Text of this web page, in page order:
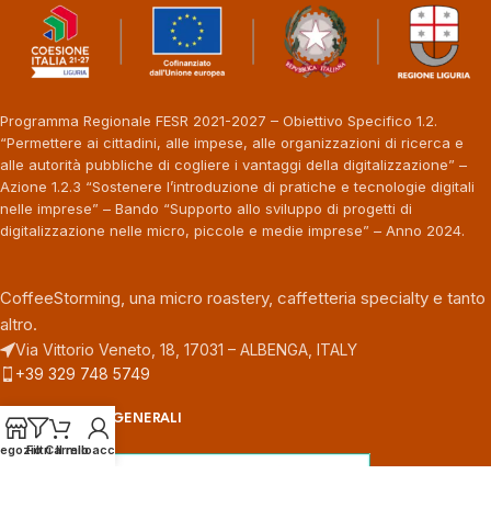
Programma Regionale FESR 2021-2027 – Obiettivo Specifico 1.2.
“Permettere ai cittadini, alle impese, alle organizzazioni di ricerca e
alle autorità pubbliche di cogliere i vantaggi della digitalizzazione” –
Azione 1.2.3 “Sostenere l’introduzione di pratiche e tecnologie digitali
nelle imprese” – Bando “Supporto allo sviluppo di progetti di
digitalizzazione nelle micro, piccole e medie imprese” – Anno 2024.
CoffeeStorming, una micro roastery, caffetteria specialty e tanto
altro.
Via Vittorio Veneto, 18, 17031 – ALBENGA, ITALY
+39 329 748 5749
INFORMAZIONI GENERALI
FiltriCarrello
Il mio account